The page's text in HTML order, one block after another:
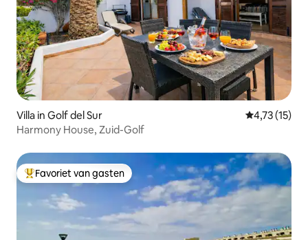
Villa in Golf del Sur Gemiddelde
4,73 (15)
Harmony House, Zuid-Golf
Topfavoriet van gasten
Favoriet van gasten